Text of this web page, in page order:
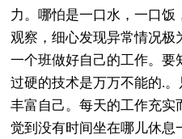
力。哪怕是一口水，一口
观察，细心发现异常情况
一个班做好自己的工作。
过硬的技术是万万不能的.
丰富自己。每天的工作充
觉到没有时间坐在哪儿休